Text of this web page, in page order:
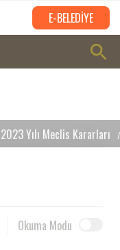
E-BELEDİYE
2023 Yılı Meclis Kararları
Okuma Modu